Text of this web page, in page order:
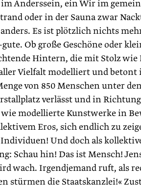
Anderssein, ein Wir im
oder in der Sauna zwar
Es ist plötzlich nichts
gute. Ob große Geschöne oder
Hintern, die mit Stolz wie
Vielfalt modelliert und betont
von 850 Menschen unter
verlässt und in
modellierte Kunstwerke in
Eros, sich endlich zu
Und doch als
Schau hin! Das ist Mensch!
wach. Irgendjemand ruft, als
stürmen die Staatskanzlei!«